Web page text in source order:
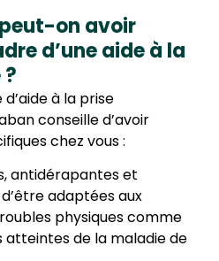
on avoir
d’une aide à la
à la prise
conseille d’avoir
chez vous :
antidérapantes et
adaptées aux
physiques comme
atteintes de la maladie de